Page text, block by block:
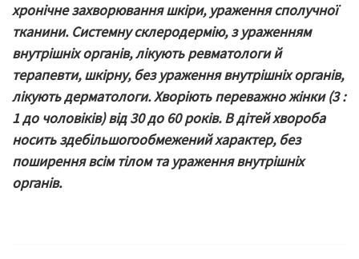
хронічне захворювання шкіри, ураження сполучної
тканини. Системну склеродермію, з ураженням
внутрішніх органів, лікують ревматологи й
терапевти, шкірну, без ураження внутрішніх органів,
лікують дерматологи. Хворіють переважно жінки (3 :
1 до чоловіків) від 30 до 60 років.Вдітейхвороба
носитьздебільшогообмежений характер, без
поширення всім тілом та ураження внутрішніх
органів.